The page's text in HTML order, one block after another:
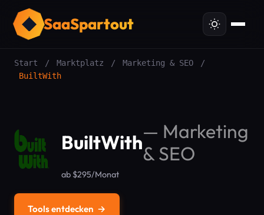
SaaSpartout
Start / Marktplatz / Marketing & SEO
/
BuiltWith
BuiltWith— Marketing
& SEO
ab $295/Monat
Tools entdecken →